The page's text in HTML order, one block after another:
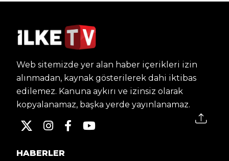
Web sitemizde yer alan haber içerikleri izin
alınmadan, kaynak gösterilerek dahi iktibas
edilemez. Kanuna aykırı ve izinsiz olarak
kopyalanamaz, başka yerde yayınlanamaz.
HABERLER